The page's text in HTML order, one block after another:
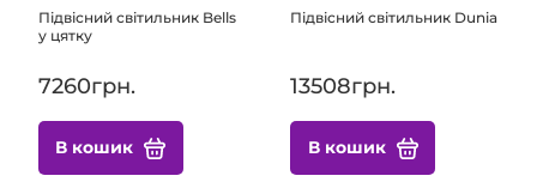
Підвісний світильник Bells
у цятку
7260грн.
В кошик
Підвісний світильник Dunia
13508грн.
В кошик